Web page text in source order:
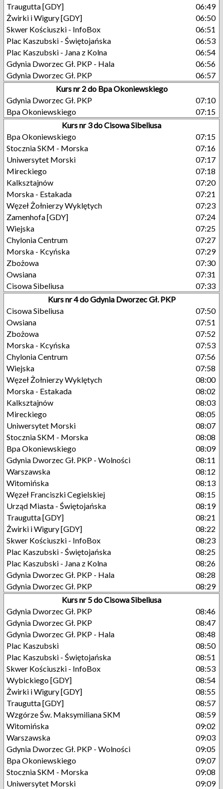
Traugutta [GDY]
06:49
Żwirki i Wigury [GDY]
06:50
Skwer Kościuszki - InfoBox
06:51
Plac Kaszubski - Świętojańska
06:53
Plac Kaszubski - Jana z Kolna
06:54
Gdynia Dworzec Gł. PKP - Hala
06:56
Gdynia Dworzec Gł. PKP
06:57
Kurs nr 2 do Bpa Okoniewskiego
Gdynia Dworzec Gł. PKP
07:10
Bpa Okoniewskiego
07:15
Kurs nr 3 do Cisowa Sibeliusa
Bpa Okoniewskiego
07:15
Stocznia SKM - Morska
07:16
Uniwersytet Morski
07:17
Mireckiego
07:18
Kalksztajnów
07:20
Morska - Estakada
07:21
Węzeł Żołnierzy Wyklętych
07:23
Zamenhofa [GDY]
07:24
Wiejska
07:25
Chylonia Centrum
07:27
Morska - Kcyńska
07:29
Zbożowa
07:30
Owsiana
07:31
Cisowa Sibeliusa
07:33
Kurs nr 4 do Gdynia Dworzec Gł. PKP
Cisowa Sibeliusa
07:50
Owsiana
07:51
Zbożowa
07:52
Morska - Kcyńska
07:53
Chylonia Centrum
07:56
Wiejska
07:58
Węzeł Żołnierzy Wyklętych
08:00
Morska - Estakada
08:02
Kalksztajnów
08:03
Mireckiego
08:05
Uniwersytet Morski
08:07
Stocznia SKM - Morska
08:08
Bpa Okoniewskiego
08:09
Gdynia Dworzec Gł. PKP - Wolności
08:11
Warszawska
08:12
Witomińska
08:13
Węzeł Franciszki Cegielskiej
08:15
Urząd Miasta - Świętojańska
08:19
Traugutta [GDY]
08:21
Żwirki i Wigury [GDY]
08:22
Skwer Kościuszki - InfoBox
08:23
Plac Kaszubski - Świętojańska
08:25
Plac Kaszubski - Jana z Kolna
08:26
Gdynia Dworzec Gł. PKP - Hala
08:28
Gdynia Dworzec Gł. PKP
08:29
Kurs nr 5 do Cisowa Sibeliusa
Gdynia Dworzec Gł. PKP
08:46
Gdynia Dworzec Gł. PKP
08:47
Gdynia Dworzec Gł. PKP - Hala
08:48
Plac Kaszubski
08:50
Plac Kaszubski - Świętojańska
08:51
Skwer Kościuszki - InfoBox
08:53
Wybickiego [GDY]
08:54
Żwirki i Wigury [GDY]
08:55
Traugutta [GDY]
08:57
Wzgórze Św. Maksymiliana SKM
08:59
Witomińska
09:02
Warszawska
09:03
Gdynia Dworzec Gł. PKP - Wolności
09:05
Bpa Okoniewskiego
09:07
Stocznia SKM - Morska
09:08
Uniwersytet Morski
09:09